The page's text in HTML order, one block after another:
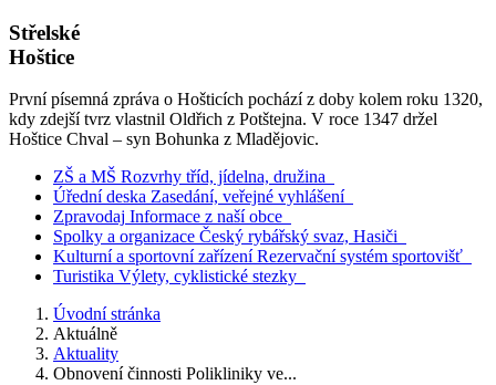
Střelské
Hoštice
První písemná zpráva o Hošticích pochází z doby kolem roku 1320,
kdy zdejší tvrz vlastnil Oldřich z Potštejna. V roce 1347 držel
Hoštice Chval – syn Bohunka z Mladějovic.
ZŠ a MŠ Rozvrhy tříd, jídelna, družina
Úřední deska Zasedání, veřejné vyhlášení
Zpravodaj Informace z naší obce
Spolky a organizace Český rybářský svaz, Hasiči
Kulturní a sportovní zařízení Rezervační systém sportovišť
Turistika Výlety, cyklistické stezky
Úvodní stránka
Aktuálně
Aktuality
Obnovení činnosti Polikliniky ve...